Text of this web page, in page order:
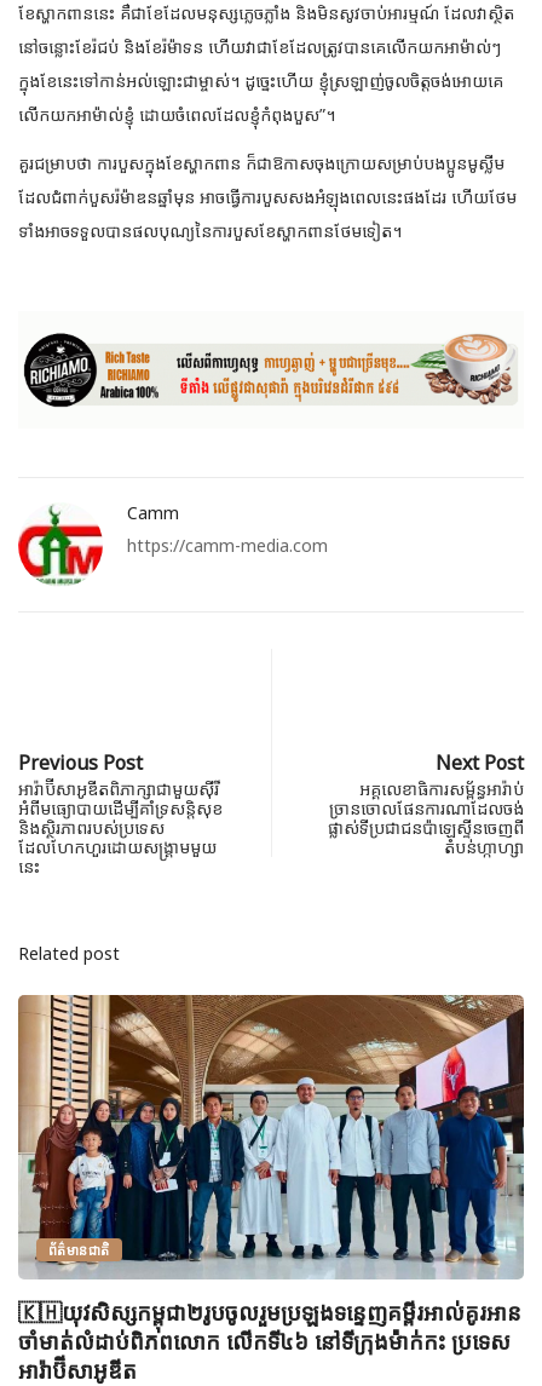
ខែស្ហាកពាននេះ គឺជាខែដែលមនុស្សភ្លេចភ្លាំង និងមិនសូវចាប់អារម្មណ៍ ដែលវាស្ថិត
នៅចន្លោះខែរ៉ជប់ និងខែរ៉ម៉ាទន ហើយវាជាខែដែលត្រូវបានគេលើកយកអាម៉ាល់ៗ
ក្នុងខែនេះទៅកាន់អល់ឡោះជាម្ចាស់។ ដូច្នេះហើយ ខ្ញុំស្រឡាញ់ចូលចិត្តចង់អោយគេ
លើកយកអាម៉ាល់ខ្ញុំ ដោយចំពេលដែលខ្ញុំកំពុងបួស”។
គួរជម្រាបថា ការបួសក្នុងខែស្ហាកពាន ក៏ជាឱកាសចុងក្រោយសម្រាប់បងប្អូនមូស្លីម
ដែលជំពាក់បួសរ៉ម៉ាឌនឆ្នាំមុន អាចធ្វើការបួសសងអំឡុងពេលនេះផងដែរ ហើយថែម
ទាំងអាចទទួលបានផលបុណ្យនៃការបួសខែស្ហាកពានថែមទៀត។
Camm
https://camm-media.com
Previous Post
អារ៉ាប៊ីសាអូឌីតពិភាក្សាជាមួយស៊ីរី
អំពីមធ្យោបាយដើម្បីគាំទ្រសន្តិសុខ
និងស្ថិរភាពរបស់ប្រទេស
ដែលហែកហួរដោយសង្គ្រាមមួយ
នេះ
Next Post
អគ្គលេខាធិការ​​សម្ព័ន្ធ​អារ៉ាប់​
ច្រានចោល​ផែនការ​ណា​ដែល​ចង់​
ផ្លាស់ទី​ប្រជាជន​ប៉ាឡេស្ទីន​ចេញ​ពី​
តំបន់​ហ្កាហ្សា
Related post
ព័ត៌មានជាតិ
🇰🇭យុវសិស្សកម្ពុជា២រូបចូលរួមប្រឡងទន្ទេញគម្ពីរអាល់គូរអាន
ចាំមាត់លំដាប់ពិភពលោក លើកទី៤៦ នៅទីក្រុងម៉ាក់កះ ប្រទេស
អារ៉ាប៊ីសាអូឌីត